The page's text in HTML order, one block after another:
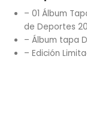
– 01 Álbum
de Deportes
– Álbum tapa
– Edición